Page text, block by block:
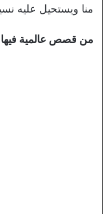
منا ويستحيل عليه
من قصص عالمية